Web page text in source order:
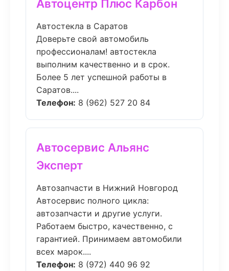
Автоцентр Плюс Карбон
Автостекла в Саратов
Доверьте свой автомобиль
профессионалам! автостекла
выполним качественно и в срок.
Более 5 лет успешной работы в
Саратов....
Телефон: 8 (962) 527 20 84
Автосервис Альянс
Эксперт
Автозапчасти в Нижний Новгород
Автосервис полного цикла:
автозапчасти и другие услуги.
Работаем быстро, качественно, с
гарантией. Принимаем автомобили
всех марок....
Телефон: 8 (972) 440 96 92